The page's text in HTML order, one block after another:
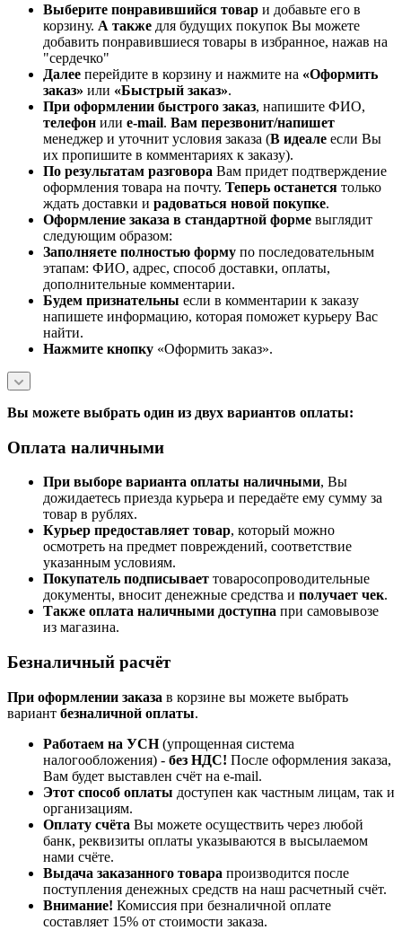
Выберите понравившийся товар и добавьте его в
корзину. А также для будущих покупок Вы можете
добавить понравившиеся товары в избранное, нажав на
"сердечко"
Далее перейдите в корзину и нажмите на «Оформить
заказ» или «Быстрый заказ».
При оформлении быстрого заказ, напишите ФИО,
телефон или e-mail. Вам перезвонит/напишет
менеджер и уточнит условия заказа (В идеале если Вы
их пропишите в комментариях к заказу).
По результатам разговора Вам придет подтверждение
оформления товара на почту. Теперь останется только
ждать доставки и радоваться новой покупке.
Оформление заказа в стандартной форме выглядит
следующим образом:
Заполняете полностью форму по последовательным
этапам: ФИО, адрес, способ доставки, оплаты,
дополнительные комментарии.
Будем признательны если в комментарии к заказу
напишете информацию, которая поможет курьеру Вас
найти.
Нажмите кнопку «Оформить заказ».
Вы можете выбрать один из двух вариантов оплаты:
Оплата наличными
При выборе варианта оплаты наличными, Вы
дожидаетесь приезда курьера и передаёте ему сумму за
товар в рублях.
Курьер предоставляет товар, который можно
осмотреть на предмет повреждений, соответствие
указанным условиям.
Покупатель подписывает товаросопроводительные
документы, вносит денежные средства и получает чек.
Также оплата наличными доступна при самовывозе
из магазина.
Безналичный расчёт
При оформлении заказа в корзине вы можете выбрать
вариант безналичной оплаты.
Работаем на УСН(упрощенная система
налогообложения) - без НДС! После оформления заказа,
Вам будет выставлен счёт на e-mail.
Этот способ оплаты доступен как частным лицам, так и
организациям.
Оплату счёта Вы можете осуществить через любой
банк, реквизиты оплаты указываются в высылаемом
нами счёте.
Выдача заказанного товара производится после
поступления денежных средств на наш расчетный счёт.
Внимание! Комиссия при безналичной оплате
составляет 15% от стоимости заказа.